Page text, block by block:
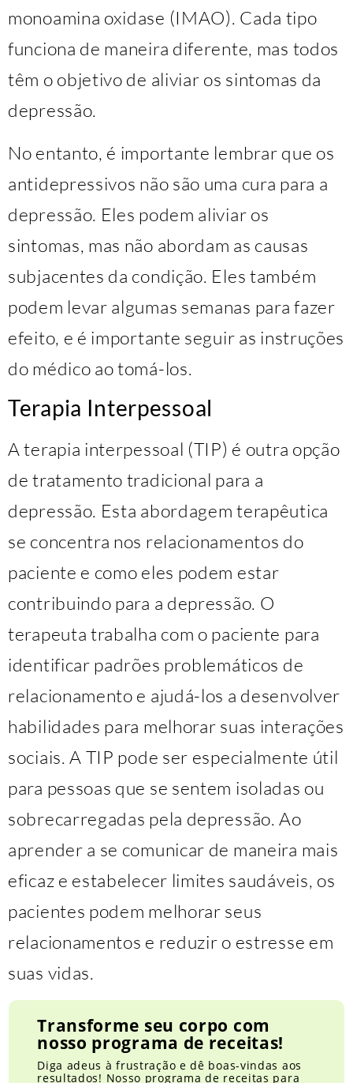
monoamina oxidase (IMAO). Cada tipo
funciona de maneira diferente, mas todos
têm o objetivo de aliviar os sintomas da
depressão.
No entanto, é importante lembrar que os
antidepressivos não são uma cura para a
depressão. Eles podem aliviar os
sintomas, mas não abordam as causas
subjacentes da condição. Eles também
podem levar algumas semanas para fazer
efeito, e é importante seguir as instruções
do médico ao tomá-los.
Terapia Interpessoal
A terapia interpessoal (TIP) é outra opção
de tratamento tradicional para a
depressão. Esta abordagem terapêutica
se concentra nos relacionamentos do
paciente e como eles podem estar
contribuindo para a depressão. O
terapeuta trabalha com o paciente para
identificar padrões problemáticos de
relacionamento e ajudá-los a desenvolver
habilidades para melhorar suas interações
sociais. A TIP pode ser especialmente útil
para pessoas que se sentem isoladas ou
sobrecarregadas pela depressão. Ao
aprender a se comunicar de maneira mais
eficaz e estabelecer limites saudáveis, os
pacientes podem melhorar seus
relacionamentos e reduzir o estresse em
suas vidas.
Transforme seu corpo com
nosso programa de receitas!
Diga adeus à frustração e dê boas-vindas aos
resultados! Nosso programa de receitas para